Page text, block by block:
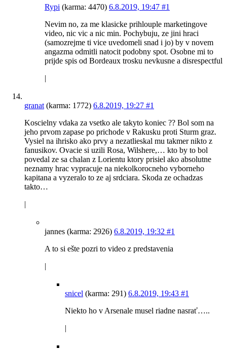
Rypi (karma: 4470) 6.8.2019, 19:47 #1
Nevim no, za me klasicke prihlouple marketingove
video, nic vic a nic min. Pochybuju, ze jini hraci
(samozrejme ti vice uvedomeli snad i jo) by v novem
angazma odmitli natocit podobny spot. Osobne mi to
prijde spis od Bordeaux trosku nevkusne a disrespectful
|
granat (karma: 1772) 6.8.2019, 19:27 #1
Koscielny vdaka za vsetko ale takyto koniec ?? Bol som na
jeho prvom zapase po prichode v Rakusku proti Sturm graz.
Vysiel na ihrisko ako prvy a nezatlieskal mu takmer nikto z
fanusikov. Ovacie si uzili Rosa, Wilshere,… kto by to bol
povedal ze sa chalan z Lorientu ktory prisiel ako absolutne
neznamy hrac vypracuje na niekolkorocneho vyborneho
kapitana a vyzeralo to ze aj srdciara. Skoda ze ochadzas
takto…
|
jannes (karma: 2926) 6.8.2019, 19:32 #1
A to si ešte pozri to video z predstavenia
|
snicel (karma: 291) 6.8.2019, 19:43 #1
Niekto ho v Arsenale musel riadne nasrať…..
|